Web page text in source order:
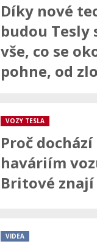
Díky nové
budou Tesly
vše, co se
pohne, od
Proč dochází
haváriím
Britové
VOZY TESLA
VIDEA